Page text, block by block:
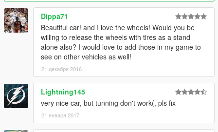
Added New Seats
Reworked Caliper
Reworked Interior
Fixed plate and other bugs
Changelog V1.5:
≡≡≡≡≡≡≡≡≡≡≡≡≡≡≡≡≡≡≡≡≡≡≡≡≡≡≡≡≡≡≡≡≡≡≡≡≡≡≡≡≡
Added US Plate [Extra_1]
Added Liverie Template
Rims now colorable
fixed minor bugs
Dippa71
Beautiful car! and I love the wheels! Would you be
willing to release the wheels with tires as a stand
alone also? I would love to add those in my game to
see on other vehicles as well!
21 декабря 2016
Lightning145
very nice car, but tunning don't work(, pls fix
21 января 2017